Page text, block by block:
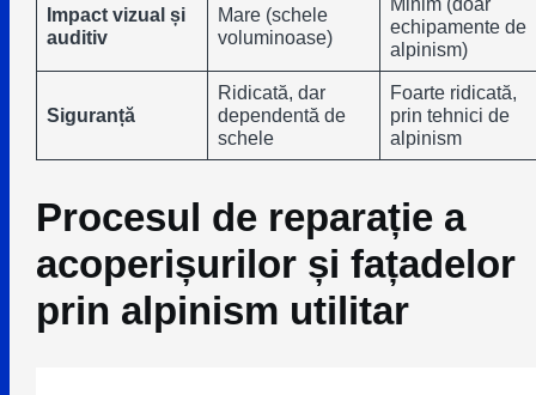
Impact vizual și
auditiv
Mare (schele
voluminoase)
echipamente de
alpinism)
Siguranță
Ridicată, dar
dependentă de
schele
Foarte ridicată,
prin tehnici de
alpinism
Procesul de reparație a
acoperișurilor și fațadelor
prin alpinism utilitar